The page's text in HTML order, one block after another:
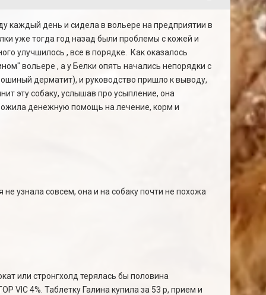
каждый день и сидела в вольере на предприятии в
уже тогда год назад были проблемы с кожей и
улучшилось , все в порядке. Как оказалось
вольере , а у Белки опять начались непорядки с
дерматит), и руководство пришло к выводу,
эту собаку, услышав про усыпление, она
денежную помощь на лечение, корм и
узнала совсем, она и на собаку почти не похожа
или стронгхолд терялась бы половина
VIC 4%. Таблетку Галина купила за 53 р, прием и